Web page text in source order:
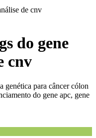
de cnv
do gene
cnv
genética para câncer cólon
do gene apc, gene